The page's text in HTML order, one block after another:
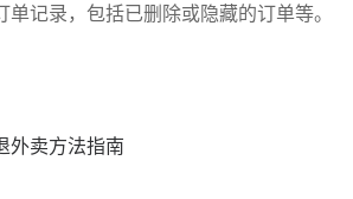
记录，包括已删除或隐藏的订单等。
外卖方法指南